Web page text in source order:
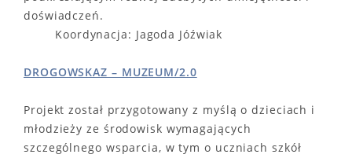
doświadczeń.
Koordynacja: Jagoda Jóźwiak
DROGOWSKAZ – MUZEUM/2.0
Projekt został przygotowany z myślą o dzieciach i
młodzieży ze środowisk wymagających
szczególnego wsparcia, w tym o uczniach szkół